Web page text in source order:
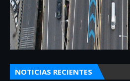
NOTICIAS RECIENTES